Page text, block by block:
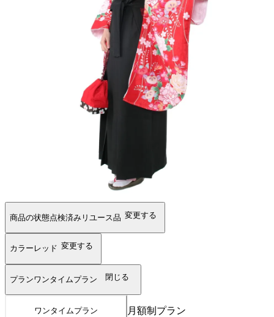
商品の状態点検済みリユース品 変更する
カラー レッド 変更する
プランワンタイムプラン 閉じる
ワンタイムプラン 月額制プラン